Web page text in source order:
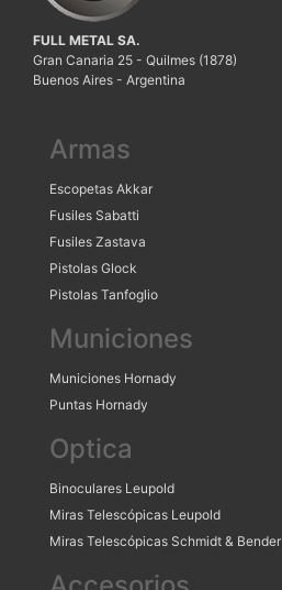
FULL METAL SA.
Gran Canaria 25 - Quilmes (1878)
Buenos Aires - Argentina
Armas
Escopetas Akkar
Fusiles Sabatti
Fusiles Zastava
Pistolas Glock
Pistolas Tanfoglio
Municiones
Municiones Hornady
Puntas Hornady
Optica
Binoculares Leupold
Miras Telescópicas Leupold
Miras Telescópicas Schmidt & Bender